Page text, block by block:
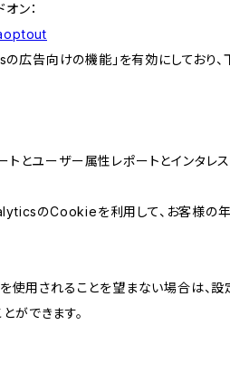
ン：
の広告向けの機能」を有効にしてお
ユーザー属性レポートとインタレス
のCookieを利用して、お客様の
用されることを望まない場合は、
ができます。